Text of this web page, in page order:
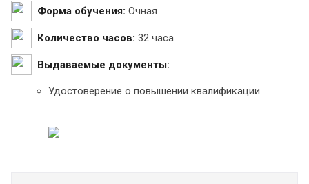
Форма обучения: Очная
Количество часов: 32 часа
Выдаваемые документы:
Удостоверение о повышении квалификации